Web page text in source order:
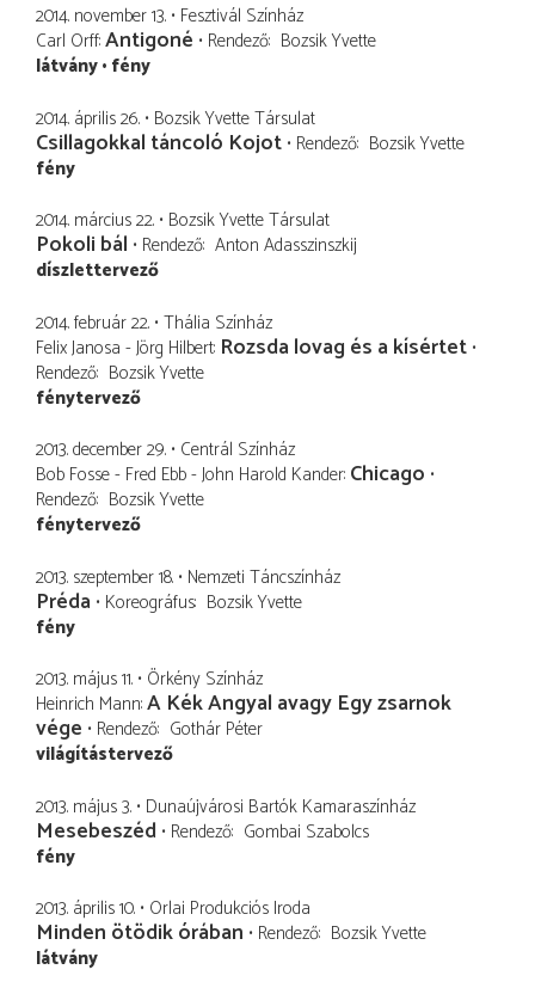
2014. november 13. Fesztivál Színház
Carl Orff Antigoné Rendező Bozsik Yvette
látvány fény
2014. április 26. Bozsik Yvette Társulat
Csillagokkal táncoló Kojot Rendező Bozsik Yvette
fény
2014. március 22. Bozsik Yvette Társulat
Pokoli bál Rendező Anton Adasszinszkij
díszlettervező
2014. február 22. Thália Színház
Felix Janosa - Jörg Hilbert Rozsda lovag és a kísértet
Rendező Bozsik Yvette
fénytervező
2013. december 29. Centrál Színház
Bob Fosse - Fred Ebb - John Harold Kander Chicago
Rendező Bozsik Yvette
fénytervező
2013. szeptember 18. Nemzeti Táncszínház
Préda Koreográfus Bozsik Yvette
fény
2013. május 11. Örkény Színház
Heinrich Mann A Kék Angyal avagy Egy zsarnok
vége Rendező Gothár Péter
világítástervező
2013. május 3. Dunaújvárosi Bartók Kamaraszínház
Mesebeszéd Rendező Gombai Szabolcs
fény
2013. április 10. Orlai Produkciós Iroda
Minden ötödik órában Rendező Bozsik Yvette
látvány